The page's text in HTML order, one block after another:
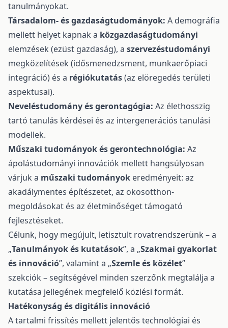
tanulmányokat.
Társadalom- és gazdaságtudományok: A demográfia
mellett helyet kapnak a közgazdaságtudományi
elemzések (ezüst gazdaság), a szervezéstudományi
megközelítések (idősmenedzsment, munkaerőpiaci
integráció) és a régiókutatás(az elöregedés területi
aspektusai).
Neveléstudomány és gerontagógia: Az élethosszig
tartó tanulás kérdései és az intergenerációs tanulási
modellek.
Műszaki tudományok és gerontechnológia: Az
ápolástudományi innovációk mellett hangsúlyosan
várjuk a műszaki tudományok eredményeit: az
akadálymentes építészetet, az okosotthon-
megoldásokat és az életminőséget támogató
fejlesztéseket.
Célunk, hogy megújult, letisztult rovatrendszerünk – a
„Tanulmányok és kutatások”, a „Szakmai gyakorlat
és innováció”, valamint a „Szemle és közélet”
szekciók – segítségével minden szerzőnk megtalálja a
kutatása jellegének megfelelő közlési formát.
Hatékonyság és digitális innováció
A tartalmi frissítés mellett jelentős technológiai és